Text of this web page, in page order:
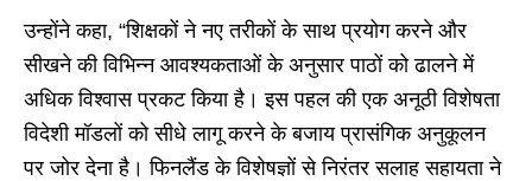
उन्होंने कहा, “शिक्षकों ने नए तरीकों के साथ प्रयोग करने और
सीखने की विभिन्न आवश्यकताओं के अनुसार पाठों को ढालने में
अधिक विश्वास प्रकट किया है। इस पहल की एक अनूठी विशेषता
विदेशी मॉडलों को सीधे लागू करने के बजाय प्रासंगिक अनुकूलन
पर जोर देना है। फिनलैंड के विशेषज्ञों से निरंतर सलाह सहायता ने